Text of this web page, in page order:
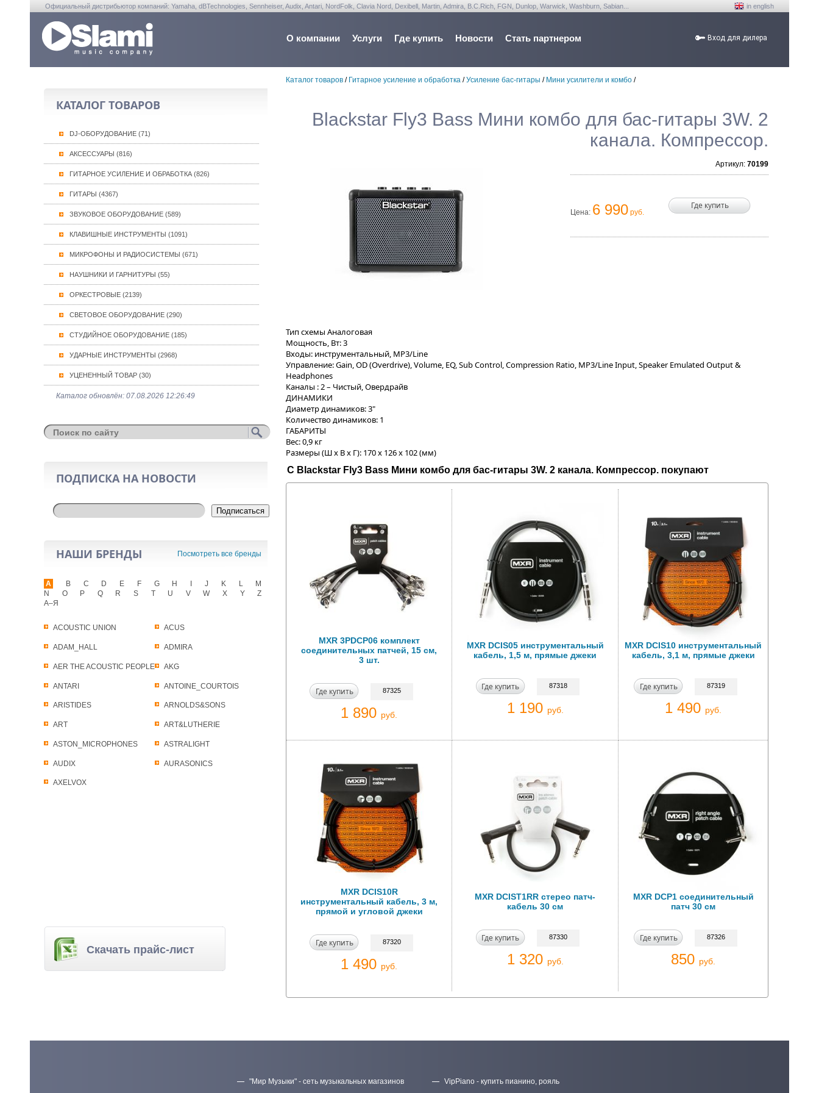
Официальный дистрибьютор компаний: Yamaha, dBTechnologies, Sennheiser, Audix, Antari, NordFolk, Clavia Nord, Dexibell, Martin, Admira, B.C.Rich, FGN, Dunlop, Warwick, Washburn, Sabian... in english
О компании Услуги Где купить Новости Стать партнером Вход для дилера
КАТАЛОГ ТОВАРОВ
DJ-ОБОРУДОВАНИЕ (71)
АКСЕССУАРЫ (816)
ГИТАРНОЕ УСИЛЕНИЕ И ОБРАБОТКА (826)
ГИТАРЫ (4367)
ЗВУКОВОЕ ОБОРУДОВАНИЕ (589)
КЛАВИШНЫЕ ИНСТРУМЕНТЫ (1091)
МИКРОФОНЫ И РАДИОСИСТЕМЫ (671)
НАУШНИКИ И ГАРНИТУРЫ (55)
ОРКЕСТРОВЫЕ (2139)
СВЕТОВОЕ ОБОРУДОВАНИЕ (290)
СТУДИЙНОЕ ОБОРУДОВАНИЕ (185)
УДАРНЫЕ ИНСТРУМЕНТЫ (2968)
УЦЕНЕННЫЙ ТОВАР (30)
Каталог обновлён: 07.08.2026 12:26:49
ПОДПИСКА НА НОВОСТИ
Подписаться
НАШИ БРЕНДЫ Посмотреть все бренды
A
ACOUSTIC UNION ACUS
ADAM_HALL ADMIRA
AER THE ACOUSTIC PEOPLE AKG
ANTARI ANTOINE_COURTOIS
ARISTIDES ARNOLDS&SONS
ART ART&LUTHERIE
ASTON_MICROPHONES ASTRALIGHT
AUDIX AURASONICS
AXELVOX
B C D E F G H J K L
M
N
O P Q R S T U V W X Y
Z
А–Я
Скачать прайс-лист
Каталог товаров / Гитарное усиление и обработка /Усиление бас-гитары / Мини усилители и комбо /
Blackstar Fly3 Bass Мини комбо для бас-гитары 3W. 2
канала. Компрессор.
Артикул: 70199
Цена: 6 990 руб.
Где купить
Тип схемы Аналоговая
Мощность, Вт: 3
Входы: инструментальный, MP3/Line
Управление: Gain, OD (Overdrive), Volume, EQ, Sub Control, Compression Ratio, MP3/Line Input, Speaker Emulated Output &
Headphones
Каналы : 2 – Чистый, Овердрайв
ДИНАМИКИ
Диаметр динамиков: 3"
Количество динамиков: 1
ГАБАРИТЫ
Вес: 0,9 кг
Размеры (Ш х В х Г): 170 x 126 x 102 (мм)
С Blackstar Fly3 Bass Мини комбо для бас-гитары 3W. 2 канала. Компрессор. покупают
MXR 3PDCP06 комплект
соединительных патчей, 15 см,
3 шт.
Где купить 87325
1 890 руб.
MXR DCIS05 инструментальный
кабель, 1,5 м, прямые джеки
Где купить 87318
1 190 руб.
MXR DCIS10 инструментальный
кабель, 3,1 м, прямые джеки
Где купить 87319
1 490 руб.
MXR DCIS10R
инструментальный кабель, 3 м,
прямой и угловой джеки
Где купить 87320
1 490 руб.
MXR DCIST1RR стерео патч-
кабель 30 см
Где купить 87330
1 320 руб.
MXR DCP1 соединительный
патч 30 см
Где купить 87326
850 руб.
"Мир Музыки" - сеть музыкальных магазинов VipPiano - купить пианино, рояль